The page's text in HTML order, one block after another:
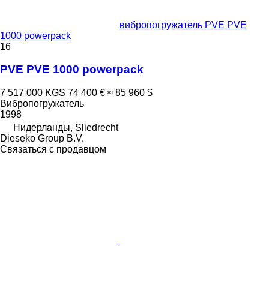
вибропогружатель PVE PVE
1000 powerpack
16
PVE PVE 1000 powerpack
7 517 000 KGS 74 400 € ≈ 85 960 $
Вибропогружатель
1998
Нидерланды, Sliedrecht
Dieseko Group B.V.
Связаться с продавцом